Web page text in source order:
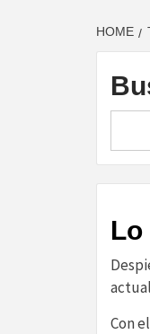
HOME
Lo
Con